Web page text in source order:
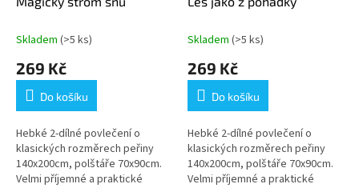
Skladem (>5 ks)
269 Kč
Do košíku
Hebké 2-dílné povlečení o
klasických rozměrech peřiny
140x200cm, polštáře 70x90cm.
Velmi příjemné a praktické
Skladem (>5 ks)
269 Kč
Do košíku
Hebké 2-dílné povlečení o
klasických rozměrech peřiny
140x200cm, polštáře 70x90cm.
Velmi příjemné a praktické